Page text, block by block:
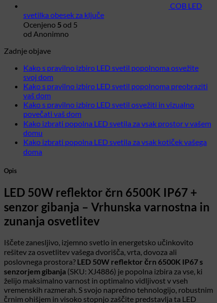
COB LED
svetilka obesek za ključe
Ocenjeno 5 od 5
od Anonimno
Zadnje objave
Kako s pravilno izbiro LED svetil popolnoma osvežite
svoj domNi
komentarjev
Kako
s
pravilno
izbiro
LED
svetil
dom
Kako s pravilno izbiro LED svetil popolnoma preobraziti
vaš domNi
komentarjev
na
Kako
pravilno
izbiro
preobraziti
vaš
dom
Kako s pravilno izbiro LED svetil osvežiti in vizualno
povečati vaš domNi
komentarjev
Kako
svetil
osvežiti
in
vizualno
povečati
dom
Kako izbrati popolna LED svetila za vsak prostor v vašem
domu
komentarjev
LED
svetila
za
vsak
prostor
vašem
domu
Kako izbrati popolna LED svetila za vsak kotiček vašega
doma
izbrati
popolna
LED
svetila
za
kotiček
vašega
doma
Opis
LED 50W reflektor črn 6500K IP67 +
senzor gibanja – Vrhunska varnostna in
zunanja osvetlitev
Iščete zanesljivo, izjemno svetlo in energetsko učinkovito
rešitev za osvetlitev vašega dvorišča, vrta, dovoza ali
poslovnega prostora? LED 50W reflektor črn 6500K IP67 s
senzorjem gibanja (SKU: XJ4886) je popolna izbira za vse, ki
želijo maksimalno varnost in optimalno vidljivost v vseh
vremenskih razmerah. S svojo napredno tehnologijo, robustnim
črnim ohišjem in visoko stopnjo zaščite predstavlja ta LED